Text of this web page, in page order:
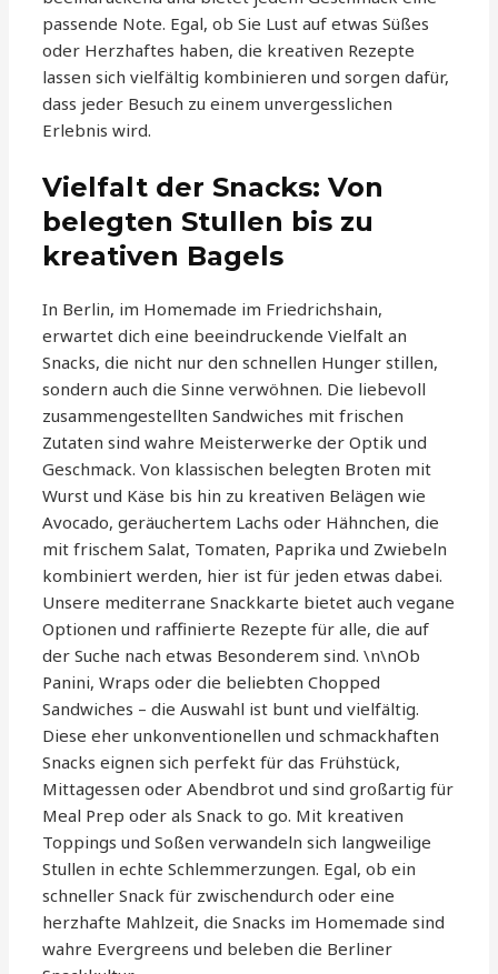
passende Note. Egal, ob Sie Lust auf etwas Süßes
oder Herzhaftes haben, die kreativen Rezepte
lassen sich vielfältig kombinieren und sorgen dafür,
dass jeder Besuch zu einem unvergesslichen
Erlebnis wird.
Vielfalt der Snacks: Von
belegten Stullen bis zu
kreativen Bagels
In Berlin, im Homemade im Friedrichshain,
erwartet dich eine beeindruckende Vielfalt an
Snacks, die nicht nur den schnellen Hunger stillen,
sondern auch die Sinne verwöhnen. Die liebevoll
zusammengestellten Sandwiches mit frischen
Zutaten sind wahre Meisterwerke der Optik und
Geschmack. Von klassischen belegten Broten mit
Wurst und Käse bis hin zu kreativen Belägen wie
Avocado, geräuchertem Lachs oder Hähnchen, die
mit frischem Salat, Tomaten, Paprika und Zwiebeln
kombiniert werden, hier ist für jeden etwas dabei.
Unsere mediterrane Snackkarte bietet auch vegane
Optionen und raffinierte Rezepte für alle, die auf
der Suche nach etwas Besonderem sind. \n\nOb
Panini, Wraps oder die beliebten Chopped
Sandwiches – die Auswahl ist bunt und vielfältig.
Diese eher unkonventionellen und schmackhaften
Snacks eignen sich perfekt für das Frühstück,
Mittagessen oder Abendbrot und sind großartig für
Meal Prep oder als Snack to go. Mit kreativen
Toppings und Soßen verwandeln sich langweilige
Stullen in echte Schlemmerzungen. Egal, ob ein
schneller Snack für zwischendurch oder eine
herzhafte Mahlzeit, die Snacks im Homemade sind
wahre Evergreens und beleben die Berliner